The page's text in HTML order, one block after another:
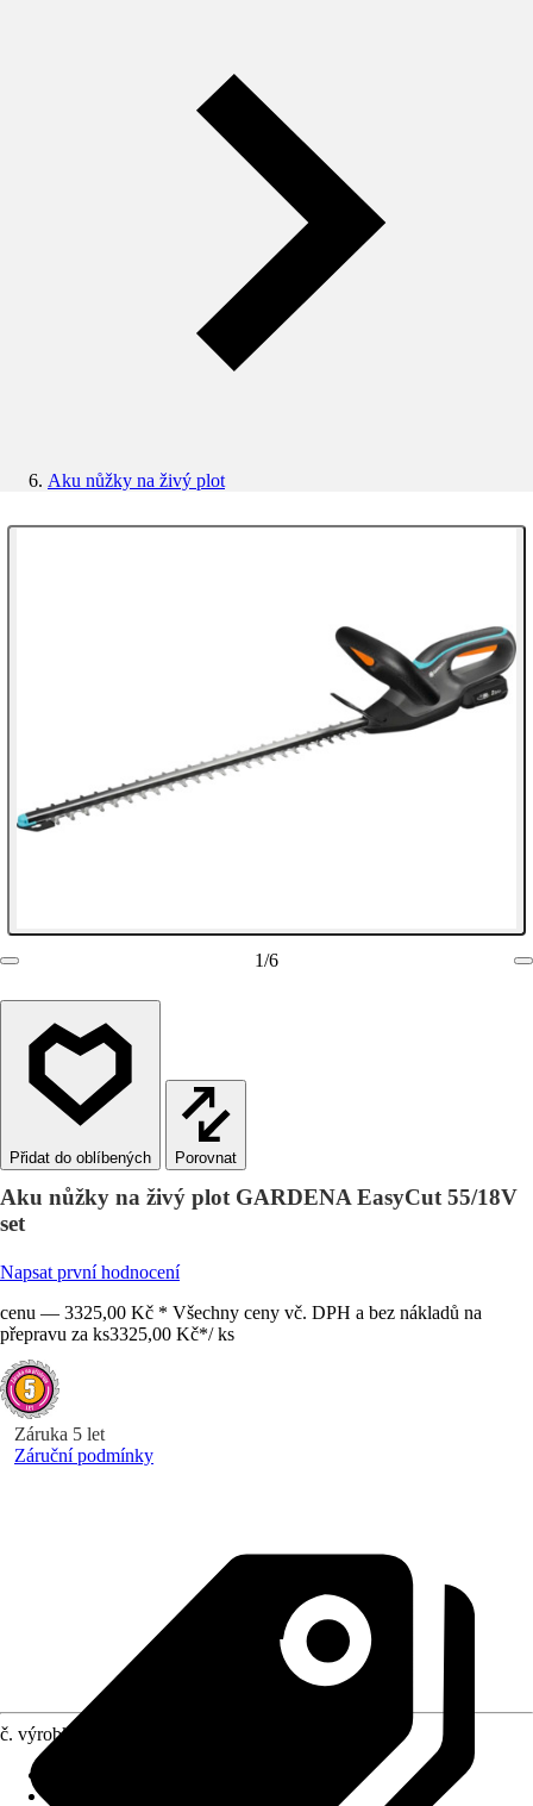
Aku nůžky na živý plot
1/6
Porovnat
Aku nůžky na živý plot GARDENA EasyCut 55/18V
set
Napsat první hodnocení
cenu — 3325,00 Kč * Všechny ceny vč. DPH a bez nákladů na
přepravu za ks3325,00 Kč*/ ks
Záruka 5 let
Záruční podmínky
č. výrobku